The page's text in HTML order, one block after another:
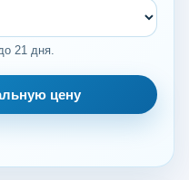
21 дня.
цену